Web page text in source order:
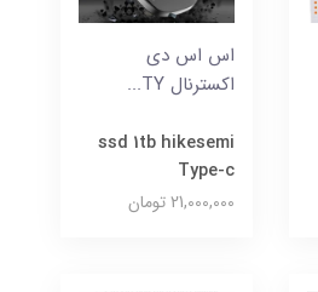
اس اس دی
اکسترنال TY...
ssd 1tb hikesemi
Type-c
21,000,000 تومان